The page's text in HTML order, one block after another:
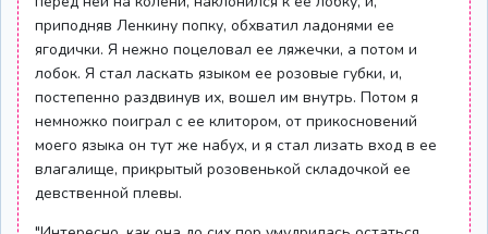
приподняв Ленкину попку, обхватил ладонями ее
ягодички. Я нежно поцеловал ее ляжечки, а потом и
лобок. Я стал ласкать языком ее розовые губки, и,
постепенно раздвинув их, вошел им внутрь. Потом я
немножко поиграл с ее клитором, от прикосновений
моего языка он тут же набух, и я стал лизать вход в ее
влагалище, прикрытый розовенькой складочкой ее
девственной плевы.